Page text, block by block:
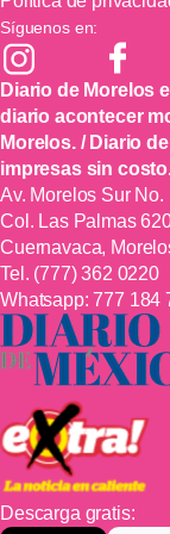
Síguenos en:
Diario de Morelos
diario acontecer
Morelos. / Diario
impresas sin
Av. Morelos Sur No.
Col. Las Palmas
Cuernavaca,
Tel. (777) 362 0220
Whatsapp:777 184
Descarga gratis: